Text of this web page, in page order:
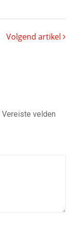
Volgend artikel
Vereiste velden